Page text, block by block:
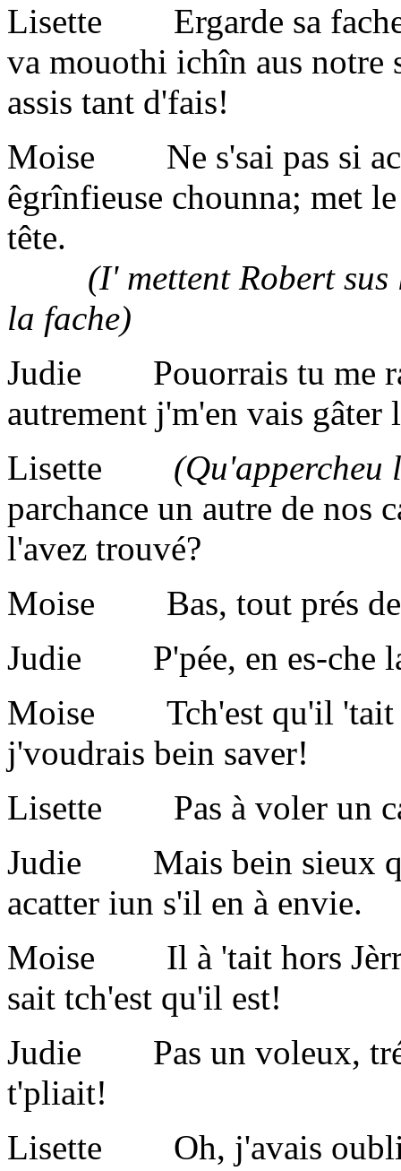
Lisette Ergarde sa fache,
va mouothi ichîn aus notre
assis tant d'fais!
Moise Ne s'sai pas si
êgrînfieuse chounna; met
tête.
(I' mettent Robert sus
la fache)
Judie Pouorrais tu me
autrement j'm'en vais gâter
Lisette
parchance un autre de nos
l'avez trouvé?
Moise Bas, tout prés de
Judie P'pée, en es-che
Moise Tch'est qu'il 'tait
j'voudrais bein saver!
Lisette Pas à voler un
Judie Mais bein sieux
acatter iun s'il en à envie.
Moise Il à 'tait hors Jèrri
sait tch'est qu'il est!
Judie Pas un voleux,
t'pliait!
Lisette Oh, j'avais